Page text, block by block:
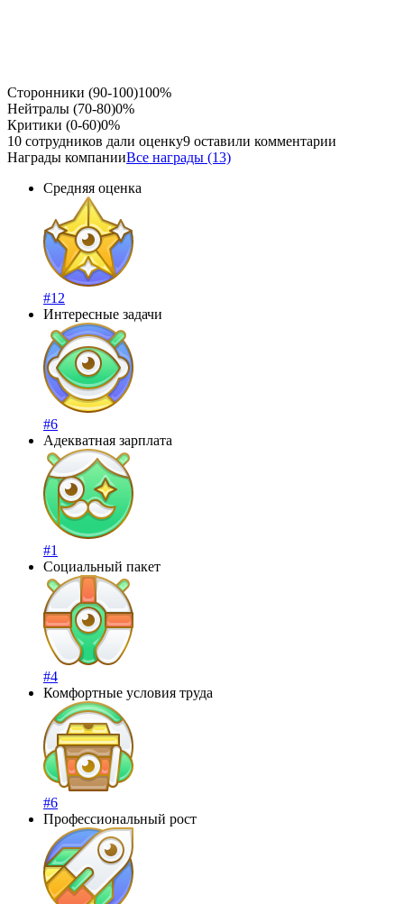
Сторонники (90-100)100%
Нейтралы (70-80)0%
Критики (0-60)0%
10 сотрудников дали оценку9 оставили комментарии
Награды компанииВсе награды (13)
Средняя оценка
#12
Интересные задачи
#6
Адекватная зарплата
#1
Социальный пакет
#4
Комфортные условия труда
#6
Профессиональный рост